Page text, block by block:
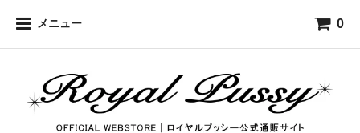
メニュー 0